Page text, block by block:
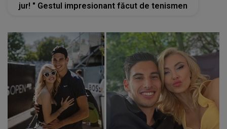
jur! " Gestul impresionant făcut de tenismen